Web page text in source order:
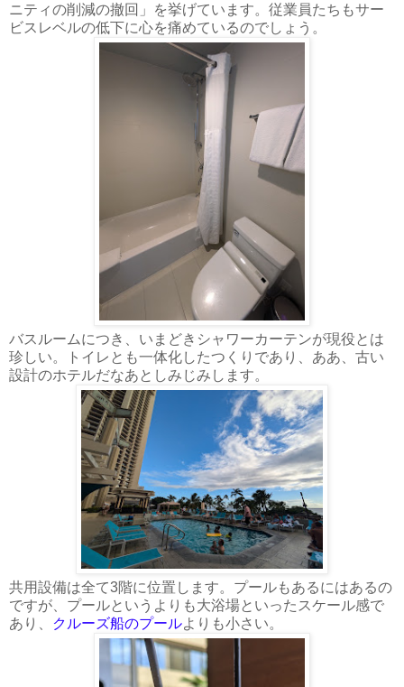
ニティの削減の撤回」を挙げています。従業員たちもサー
ビスレベルの低下に心を痛めているのでしょう。
バスルームにつき、いまどきシャワーカーテンが現役とは
珍しい。トイレとも一体化したつくりであり、ああ、古い
設計のホテルだなあとしみじみします。
共用設備は全て3階に位置します。プールもあるにはあるの
ですが、プールというよりも大浴場といったスケール感で
あり、
クルーズ船のプールよりも小さい。